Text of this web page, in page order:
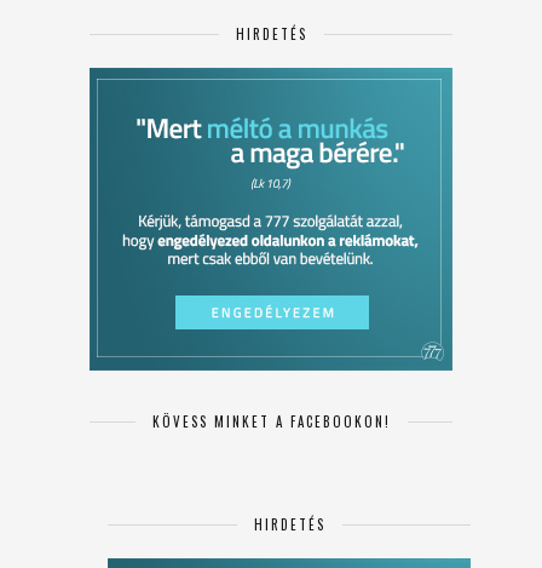
HIRDETÉS
KÖVESS MINKET A FACEBOOKON!
HIRDETÉS